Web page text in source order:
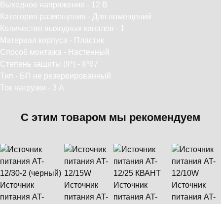
Выходное напряжение - 12 В
Категория размещения - Для помещений
Количество выходных каналов - 1
Материал корпуса - Пластик
Способ монтажа - Настенный
Степень защиты (IP) - IP67
Тип - БП не резервированный
Ток нагрузки - 3 А
С этим товаром мы рекомендуем
Источник
питания AT-
Источник
питания AT-
Источник
питания AT-
Источник
питания AT-